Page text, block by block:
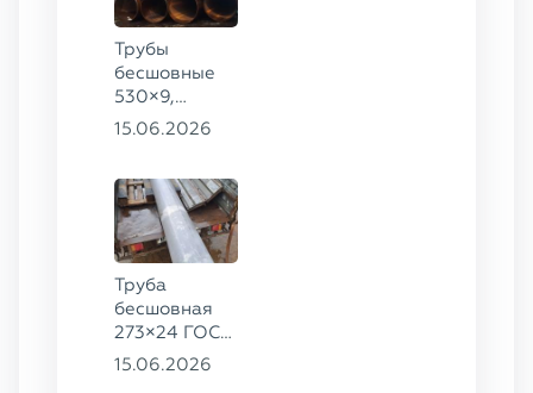
Трубы
бесшовные
530×9,
530×10 ст.
15.06.2026
Труба
бесшовная
273×24 ГОСТ
9941-81 сталь
15.06.2026